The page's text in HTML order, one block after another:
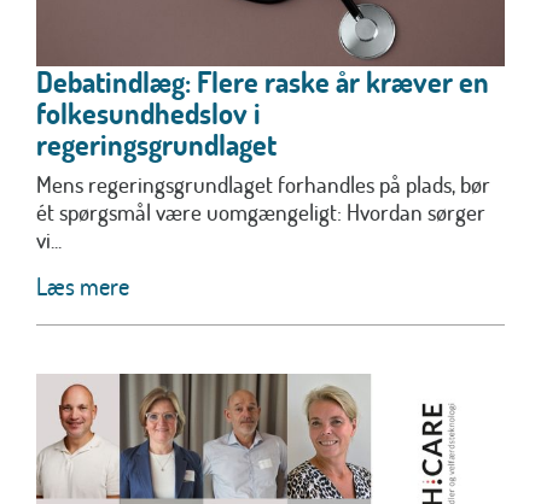
Debatindlæg: Flere raske år kræver en
folkesundhedslov i
regeringsgrundlaget
Mens regeringsgrundlaget forhandles på plads, bør
ét spørgsmål være uomgængeligt: Hvordan sørger
vi...
Læs mere